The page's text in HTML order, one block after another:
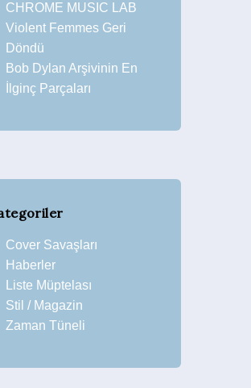
CHROME MUSIC LAB
Violent Femmes Geri
Döndü
Bob Dylan Arşivinin En
İlginç Parçaları
Cover Savaşları
Haberler
Liste Müptelası
Stil / Magazin
Zaman Tüneli